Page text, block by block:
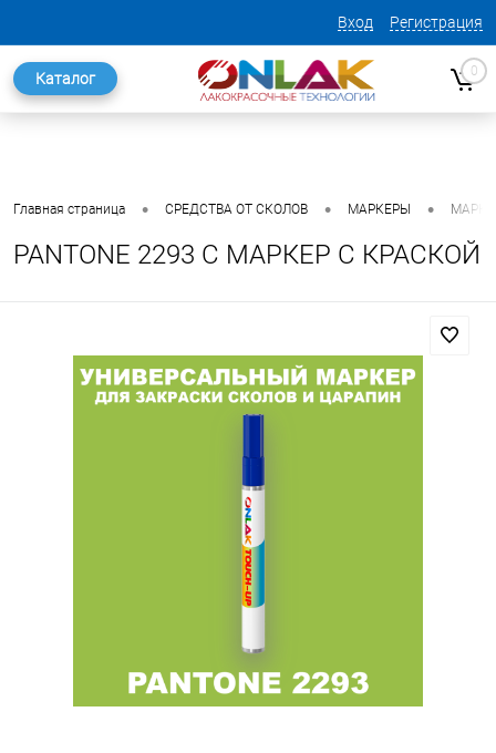
Вход Регистрация
Каталог 0
Главная страница • СРЕДСТВА ОТ СКОЛОВ • МАРКЕРЫ •
PANTONE 2293 C МАРКЕР С КРАСКОЙ